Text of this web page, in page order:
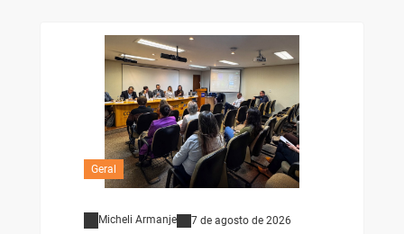
Geral
Micheli Armanje 7 de agosto de 2026